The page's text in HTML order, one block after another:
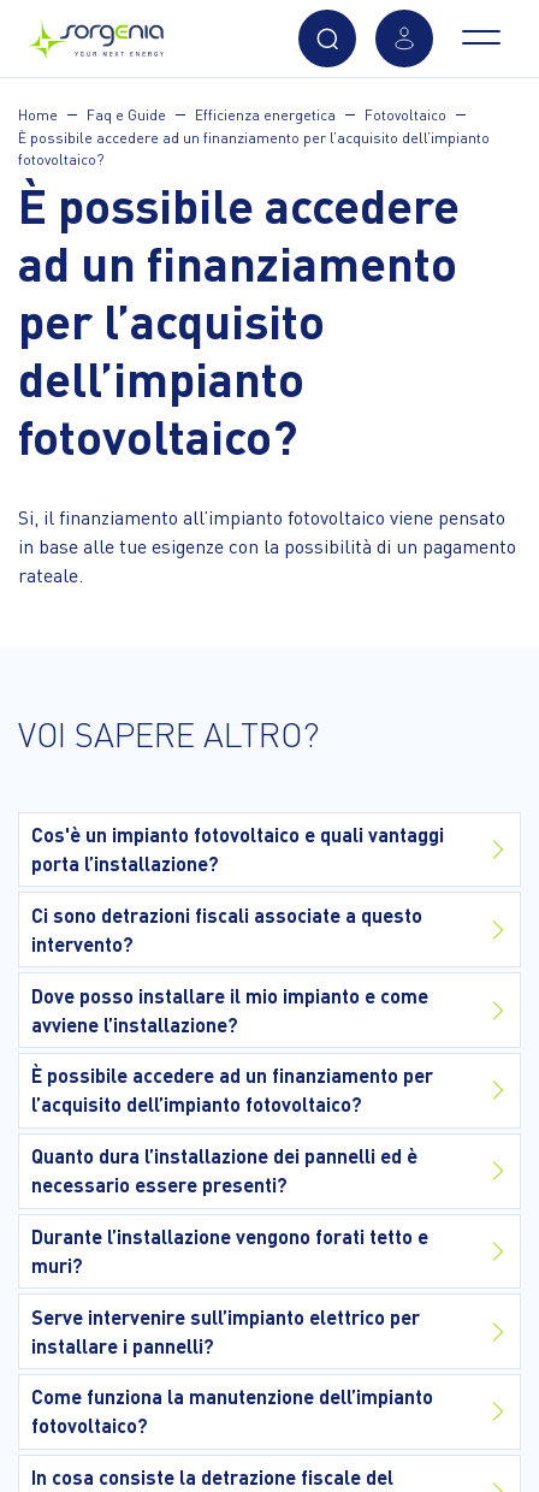
contenuto
principale
Home Faq e Guide Efficienza energetica
Fotovoltaico
È possibile accedere ad un finanziamento per l’acquisito dell’impianto
fotovoltaico?
È possibile accedere
ad un finanziamento
per l’acquisito
dell’impianto
fotovoltaico?
Si, il finanziamento all’impianto fotovoltaico viene pensato
in base alle tue esigenze con la possibilità di un pagamento
rateale.
VOI SAPERE ALTRO?
Cos'è un impianto fotovoltaico e quali vantaggi
porta l’installazione?
Ci sono detrazioni fiscali associate a questo
intervento?
Dove posso installare il mio impianto e come
avviene l’installazione?
È possibile accedere ad un finanziamento per
l’acquisito dell’impianto fotovoltaico?
Quanto dura l’installazione dei pannelli ed è
necessario essere presenti?
Durante l’installazione vengono forati tetto e
muri?
Serve intervenire sull’impianto elettrico per
installare i pannelli?
Come funziona la manutenzione dell’impianto
fotovoltaico?
In cosa consiste la detrazione fiscale del